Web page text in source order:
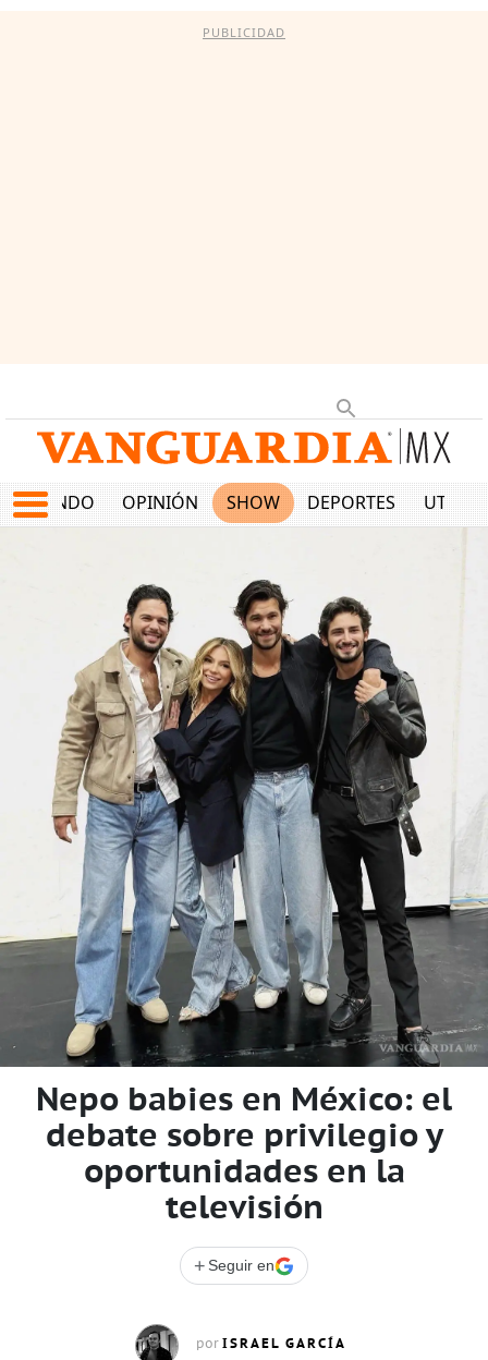
PUBLICIDAD
MUNDO OPINIÓN SHOW DEPORTES
Nepo babies en México: el
debate sobre privilegio y
oportunidades en la
televisión
+ Seguir en
por ISRAEL GARCÍA